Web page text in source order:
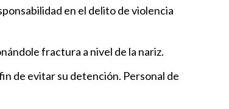
liberada tras
en el delito de violencia
fractura a nivel de la nariz.
de evitar su detención. Personal de